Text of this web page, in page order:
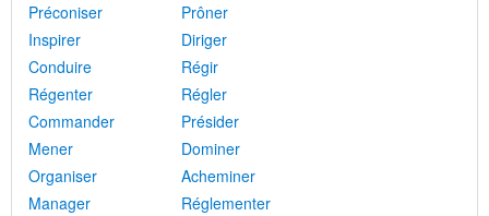
Préconiser
Prôner
Inspirer
Diriger
Conduire
Régir
Régenter
Régler
Commander
Présider
Mener
Dominer
Organiser
Acheminer
Manager
Réglementer